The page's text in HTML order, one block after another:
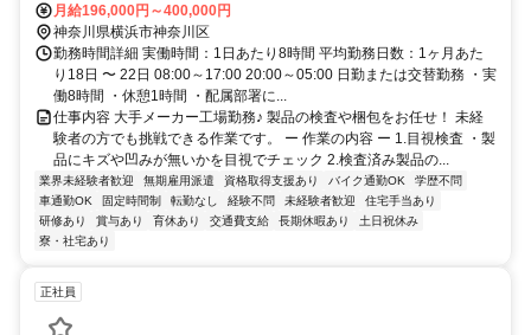
月給196,000円～400,000円
神奈川県横浜市神奈川区
勤務時間詳細 実働時間：1日あたり8時間 平均勤務日数：1ヶ月あた
り18日 〜 22日 08:00～17:00 20:00～05:00 日勤または交替勤務 ・実
働8時間 ・休憩1時間 ・配属部署に...
仕事内容 大手メーカー工場勤務♪ 製品の検査や梱包をお任せ！ 未経
験者の方でも挑戦できる作業です。 ー 作業の内容 ー 1.目視検査 ・製
品にキズや凹みが無いかを目視でチェック 2.検査済み製品の...
業界未経験者歓迎 無期雇用派遣 資格取得支援あり バイク通勤OK
学歴不問
車通勤OK
固定時間制 転勤なし 経験不問 未経験者歓迎
住宅手当あり
研修あり
賞与あり 育休あり 交通費支給 長期休暇あり
土日祝休み
寮・社宅あり
正社員